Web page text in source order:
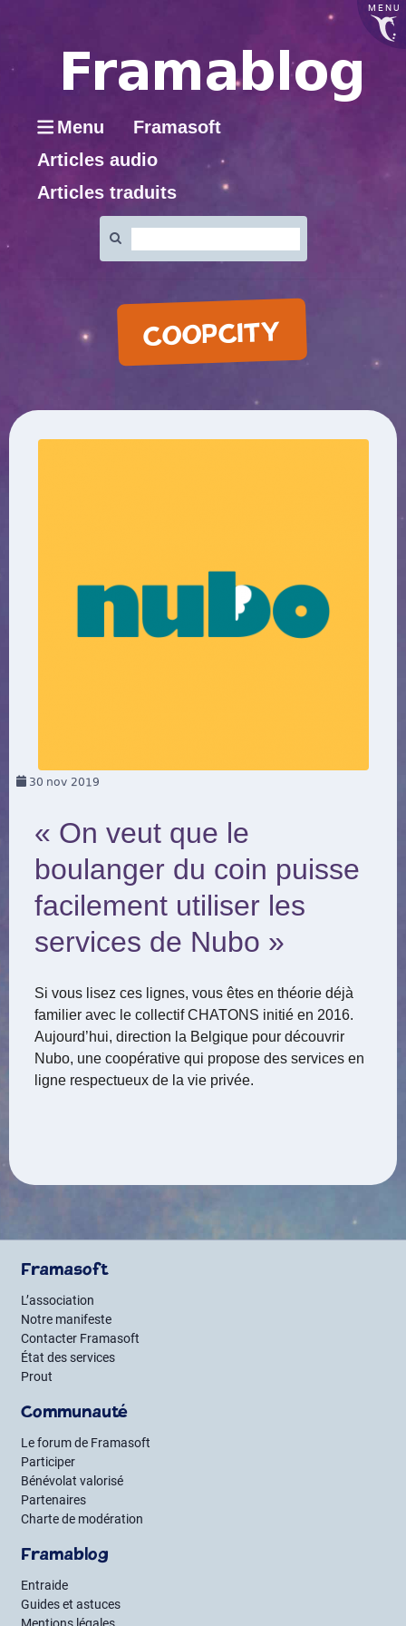
MENU
Menu
Framasoft
Articles audio
Articles traduits
:
COOPCITY
30 nov 2019
« On veut que le
boulanger du coin puisse
facilement utiliser les
services de Nubo »
Si vous lisez ces lignes, vous êtes en théorie déjà
familier avec le collectif CHATONS initié en 2016.
Aujourd’hui, direction la Belgique pour découvrir
Nubo, une coopérative qui propose des services en
ligne respectueux de la vie privée.
Framasoft
L’association
Notre manifeste
Contacter Framasoft
État des services
Prout
Communauté
Le forum de Framasoft
Participer
Bénévolat valorisé
Partenaires
Charte de modération
Framablog
Entraide
Guides et astuces